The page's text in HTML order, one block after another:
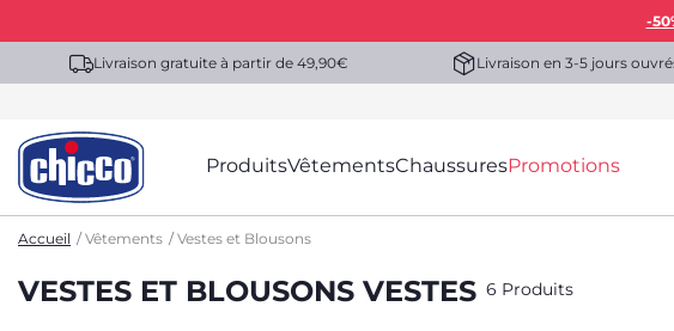
-
Livraison gratuite à partir de 49,90€ Livraison en 3-5 jours
ProduitsVêtementsChaussuresPromotions
Accueil Vêtements Vestes et Blousons
VESTES ET BLOUSONS VESTES 6 Produits